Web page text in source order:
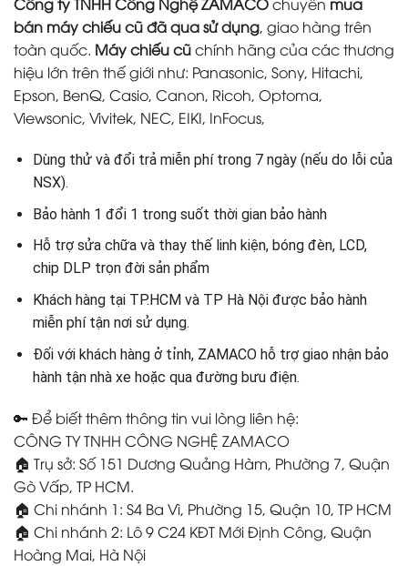
Công ty TNHH Công Nghệ ZAMACOchuyên mua
bán máy chiếu cũ đã qua sử dụng, giao hàng trên
toàn quốc. Máy chiếu cũchính hãng của các thương
hiệu lớn trên thế giới như: Panasonic, Sony, Hitachi,
Epson, BenQ, Casio, Canon, Ricoh, Optoma,
Viewsonic, Vivitek, NEC, EIKI, InFocus,
Dùng thử và đổi trả miễn phí trong 7 ngày (nếu do lỗi của
NSX).
Bảo hành 1 đổi 1 trong suốt thời gian bảo hành
Hỗ trợ sửa chữa và thay thế linh kiện, bóng đèn, LCD,
chip DLP trọn đời sản phẩm
Khách hàng tại TP.HCM và TP Hà Nội được bảo hành
miễn phí tận nơi sử dụng.
Đối với khách hàng ở tỉnh, ZAMACO hỗ trợ giao nhận bảo
hành tận nhà xe hoặc qua đường bưu điện.
🔑 Để biết thêm thông tin vui lòng liên hệ:
CÔNG TY TNHH CÔNG NGHỆ ZAMACO
🏠 Trụ sở: Số 151 Dương Quảng Hàm, Phường 7, Quận
Gò Vấp, TP HCM.
🏠 Chi nhánh 1: S4 Ba Vì, Phường 15, Quận 10, TP HCM
🏠 Chi nhánh 2: Lô 9 C24 KĐT Mới Định Công, Quận
Hoàng Mai, Hà Nội